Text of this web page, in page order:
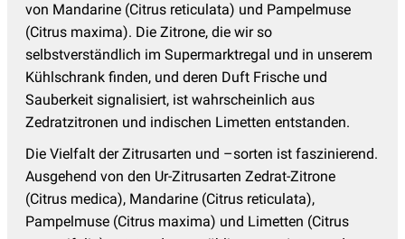
von Mandarine (Citrus reticulata) und Pampelmuse
(Citrus maxima). Die Zitrone, die wir so
selbstverständlich im Supermarktregal und in unserem
Kühlschrank finden, und deren Duft Frische und
Sauberkeit signalisiert, ist wahrscheinlich aus
Zedratzitronen und indischen Limetten entstanden.
Die Vielfalt der Zitrusarten und –sorten ist faszinierend.
Ausgehend von den Ur-Zitrusarten Zedrat-Zitrone
(Citrus medica), Mandarine (Citrus reticulata),
Pampelmuse (Citrus maxima) und Limetten (Citrus